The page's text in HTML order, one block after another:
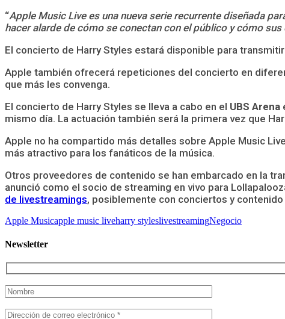
“Apple Music Live es una nueva serie recurrente diseñada
hacer alarde de cómo se conectan con el público y cómo
El concierto de Harry Styles estará disponible para
Apple también ofrecerá repeticiones del concierto en
que más les convenga.
El concierto de Harry Styles se lleva a cabo en el UBS Arena
mismo día. La actuación también será la primera vez que
Apple no ha compartido más detalles sobre Apple Music
más atractivo para los fanáticos de la música.
Otros proveedores de contenido se han embarcado en la
anunció como el socio de streaming en vivo para
de livestreamings, posiblemente con conciertos y contenido
Apple Musicapple music liveharry styleslivestreamingNegocio
Newsletter